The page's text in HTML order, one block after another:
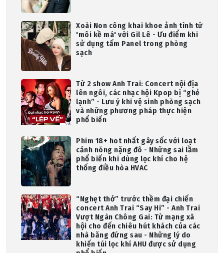
Xoài Non công khai khoe ảnh tình tứ
'môi kề má' với Gil Lê - Ưu điểm khi
sử dụng tấm Panel trong phòng
sạch
Từ 2 show Anh Trai: Concert nội địa
lên ngôi, các nhạc hội Kpop bị “ghẻ
lạnh” - Lưu ý khi vệ sinh phòng sạch
và những phương pháp thực hiện
phổ biến
Phim 18+ hot nhất gây sốc với loạt
cảnh nóng nặng đô - Những sai lầm
phổ biến khi dùng lọc khí cho hệ
thống điều hòa HVAC
“Nghẹt thở” trước thềm đại chiến
concert Anh Trai “Say Hi” - Anh Trai
Vượt Ngàn Chông Gai: Từ mạng xã
hội cho đến chiêu hút khách của các
nhà băng đứng sau - Những lý do
khiến túi lọc khí AHU được sử dụng